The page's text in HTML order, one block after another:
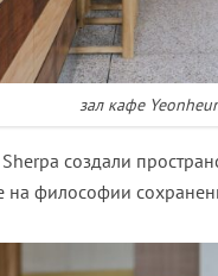
зал кафе
создали
на философии